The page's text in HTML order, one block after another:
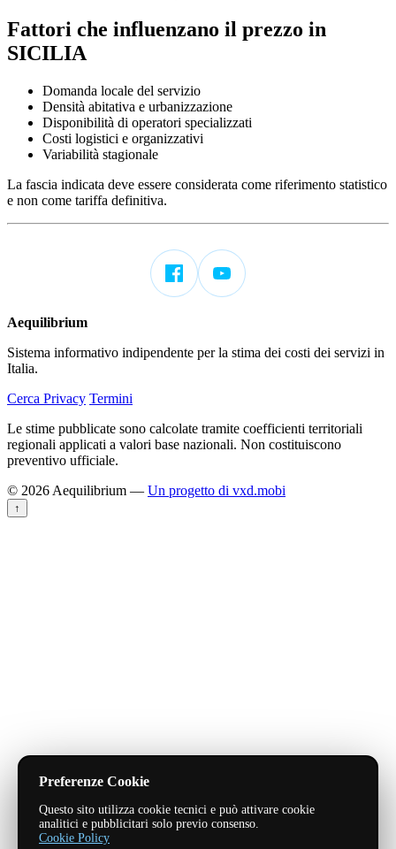
Fattori che influenzano il prezzo in
SICILIA
Domanda locale del servizio
Densità abitativa e urbanizzazione
Disponibilità di operatori specializzati
Costi logistici e organizzativi
Variabilità stagionale
La fascia indicata deve essere considerata come riferimento statistico
e non come tariffa definitiva.
Aequilibrium
Sistema informativo indipendente per la stima dei costi dei servizi in
Italia.
Cerca Privacy Termini
Le stime pubblicate sono calcolate tramite coefficienti territoriali
regionali applicati a valori base nazionali. Non costituiscono
preventivo ufficiale.
© 2026 Aequilibrium — Un progetto di vxd.mobi
↑
Preferenze Cookie
Questo sito utilizza cookie tecnici e può attivare cookie
analitici e pubblicitari solo previo consenso.
Cookie Policy